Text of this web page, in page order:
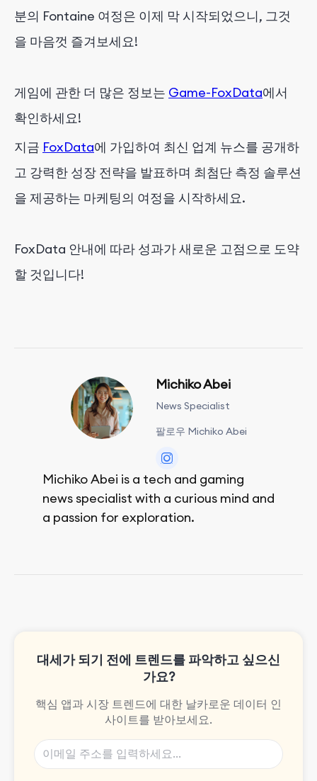
분의 Fontaine 여정은 이제 막 시작되었으니, 그것
을 마음껏 즐겨보세요!
게임에 관한 더 많은 정보는 Game-FoxData에서
확인하세요!
지금 FoxData에 가입하여 최신 업계 뉴스를 공개하
고 강력한 성장 전략을 발표하며 최첨단 측정 솔루션
을 제공하는 마케팅의 여정을 시작하세요.
FoxData 안내에 따라 성과가 새로운 고점으로 도약
할 것입니다!
Michiko Abei
News Specialist
팔로우 Michiko Abei
Michiko Abei is a tech and gaming
news specialist with a curious mind and
a passion for exploration.
대세가 되기 전에 트렌드를 파악하고 싶으신
가요?
핵심 앱과 시장 트렌드에 대한 날카로운 데이터 인
사이트를 받아보세요.